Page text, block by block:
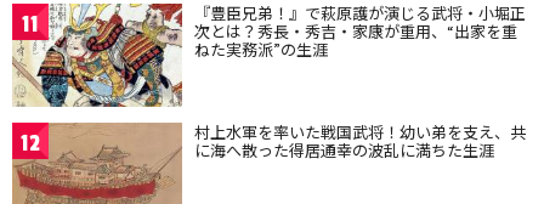
11 『豊臣兄弟！』で萩原護が演じる武将・小堀正
次とは？秀長・秀吉・家康が重用、“出家を重
ねた実務派”の生涯
12 村上水軍を率いた戦国武将！幼い弟を支え、共
に海へ散った得居通幸の波乱に満ちた生涯